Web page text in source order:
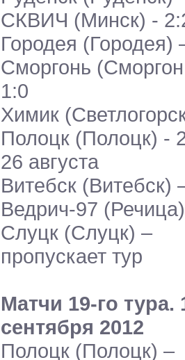
СКВИЧ (Минск) -
Городея (Городея)
Сморгонь
1:0
Химик
Полоцк (Полоцк) -
26 августа
Витебск (Витебск)
Ведрич-97
Слуцк (Слуцк) –
пропускает тур
Матчи 19-го тура.
сентября 2012
Полоцк (Полоцк) –